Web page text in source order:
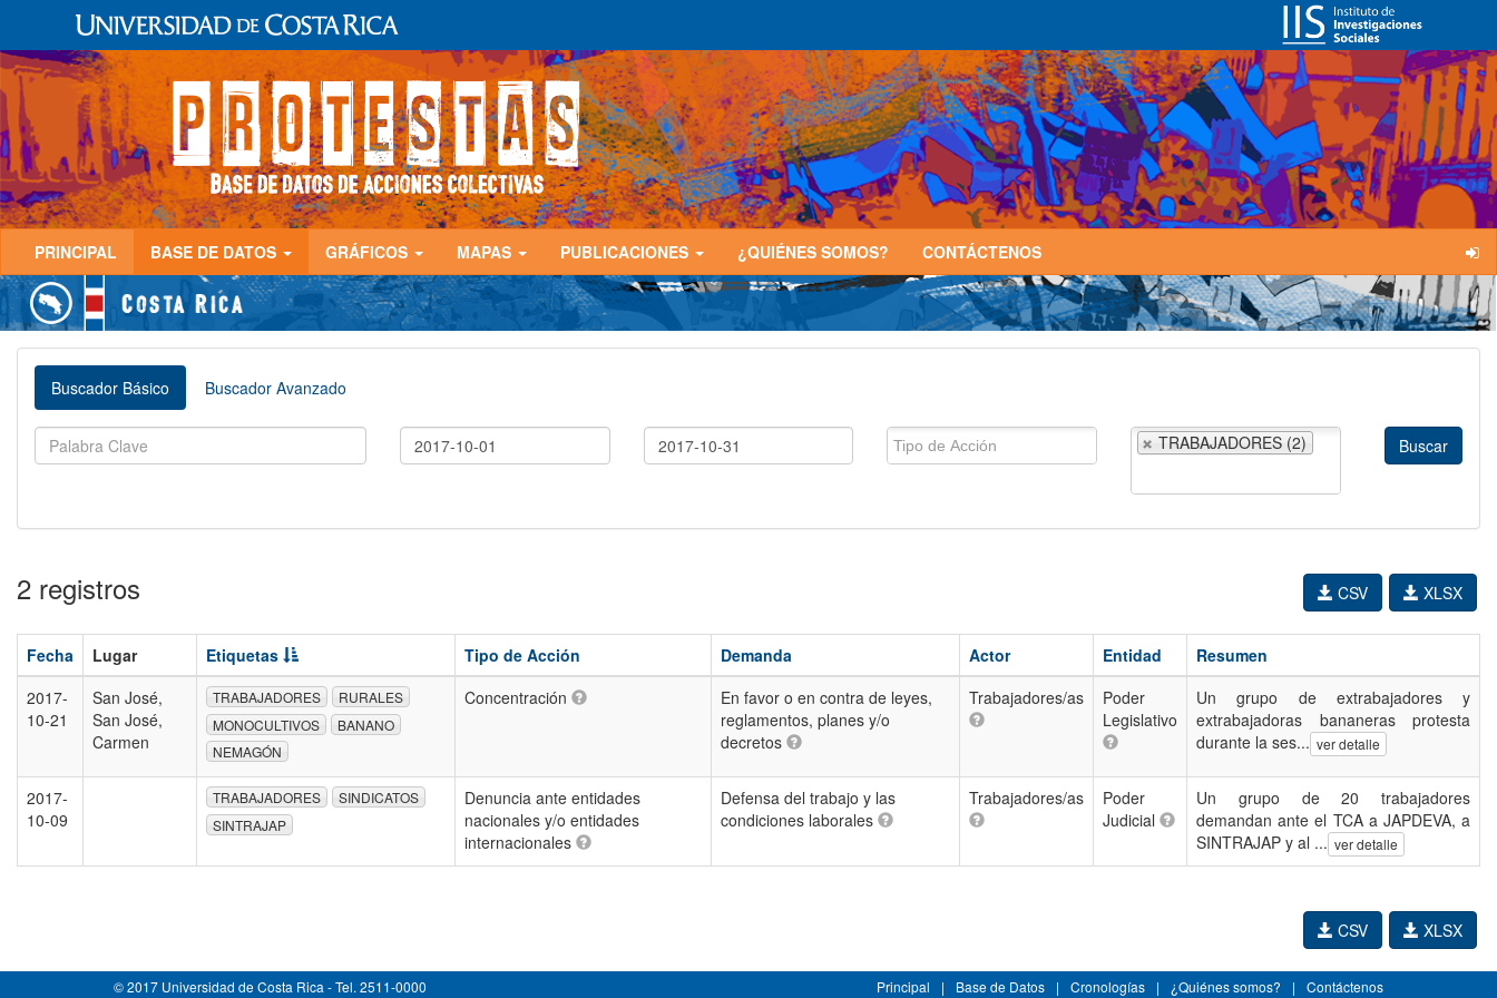
PRINCIPAL BASE DE DATOS GRÁFICOS MAPAS PUBLICACIONES ¿QUIÉNES SOMOS? CONTÁCTENOS
Buscador Básico Buscador Avanzado
TRABAJADORES (2)
2 registros XLSX
CSV
Fecha Lugar Etiquetas Tipo de Acción Demanda Actor Entidad
Resumen
2017-
10-21
San José,
San José,
Carmen
TRABAJADORES
RURALES
MONOCULTIVOS
BANANO
NEMAGÓN
Concentración
En favor o en contra de leyes,
reglamentos, planes y/o
decretos
Trabajadores/as
Poder
Legislativo
Un grupo de extrabajadores y
extrabajadoras bananeras protesta
durante la ses... ver detalle
2017-
10-09
TRABAJADORES
SINDICATOS
SINTRAJAP
Denuncia ante entidades
nacionales y/o entidades
internacionales
Defensa del trabajo y las
condiciones laborales
Trabajadores/as
Poder
Judicial
Un grupo de 20 trabajadores
demandan ante el TCA a JAPDEVA, a
SINTRAJAP y al ... ver detalle
XLSX
CSV
© 2017 Universidad de Costa Rica - Tel. 2511-0000 Principal | Base de Datos | Cronologías | ¿Quiénes somos? | Contáctenos